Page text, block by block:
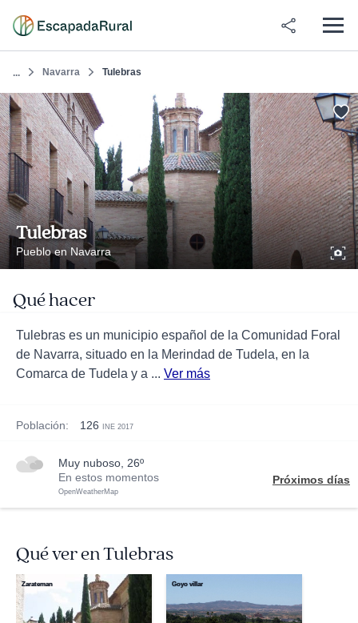
... Navarra Tulebras
Tulebras
Pueblo en Navarra
Qué hacer
Tulebras es un municipio español de la Comunidad Foral
de Navarra, situado en la Merindad de Tudela, en la
Comarca de Tudela y a ... Ver más
Población: 126 INE 2017
muy nuboso, 26º
En estos momentos
OpenWeatherMap
Próximos días
Qué ver en Tulebras
Zarateman Goyo villar